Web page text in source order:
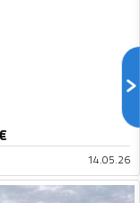
14.05.26